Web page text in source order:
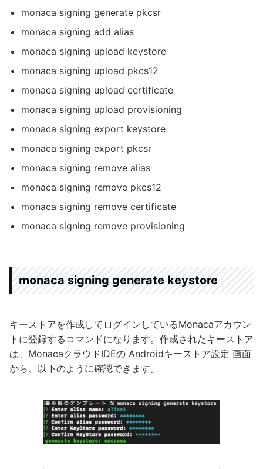
monaca signing generate pkcsr
monaca signing add alias
monaca signing upload keystore
monaca signing upload pkcs12
monaca signing upload certificate
monaca signing upload provisioning
monaca signing export keystore
monaca signing export pkcsr
monaca signing remove alias
monaca signing remove pkcs12
monaca signing remove certificate
monaca signing remove provisioning
monaca signing generate keystore
キーストアを作成してログインしているMonacaアカウン
トに登録するコマンドになります。作成されたキーストア
は、MonacaクラウドIDEの Androidキーストア設定 画面
から、以下のように確認できます。